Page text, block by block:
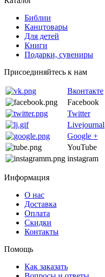
Библии
Канцтовары
Для детей
Книги
Подарки, сувениры
Присоединяйтесь к нам
Вконтакте
Facebook
Twitter
Livejournal
Google +
YouTube
instagram
Информация
О нас
Доставка
Оплата
Скидки
Контакты
Помощь
Как заказать